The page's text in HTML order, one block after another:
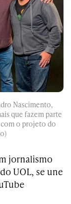
Nascimento,
que fazem parte
o projeto do
jornalismo
UOL, se une